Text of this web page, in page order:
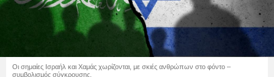
Οι σημαίες Ισραήλ και Χαμάς χωρίζονται, με σκιές ανθρώπων στο φόντο –
συμβολισμός σύγκρουσης.